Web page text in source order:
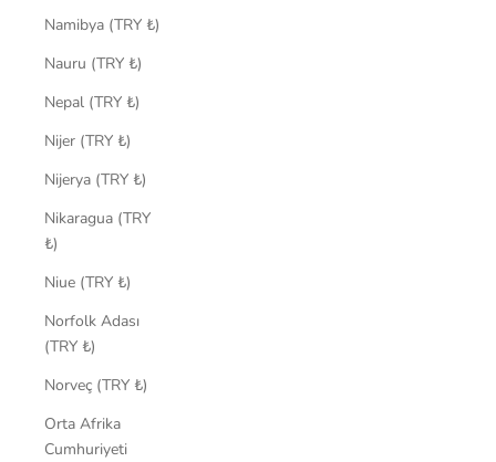
Namibya (TRY ₺)
Nauru (TRY ₺)
Nepal (TRY ₺)
Nijer (TRY ₺)
Nijerya (TRY ₺)
Nikaragua (TRY
₺)
Niue (TRY ₺)
Norfolk Adası
(TRY ₺)
Norveç (TRY ₺)
Orta Afrika
Cumhuriyeti